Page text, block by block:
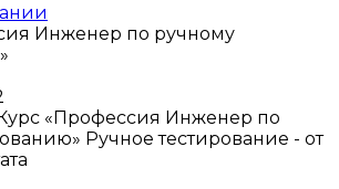
Инженер по ручному
«Профессия Инженер по
Ручное тестирование - от